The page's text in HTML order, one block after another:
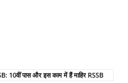
पास और इस काम में हैं माहिर RSSB